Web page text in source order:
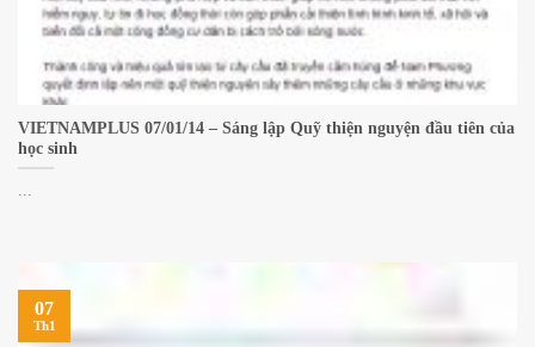
VIETNAMPLUS 07/01/14 – Sáng lập Quỹ thiện nguyện đầu tiên của
học sinh
07
Th1